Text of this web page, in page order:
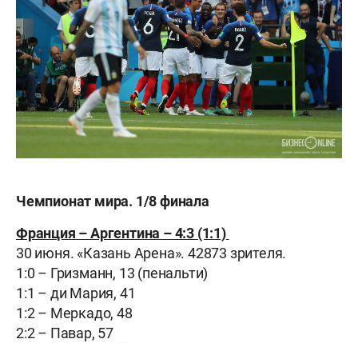
Чемпионат мира. 1/8 финала
Франция – Аргентина – 4:3 (1:1)
30 июня. «Казань Арена». 42873 зрителя.
1:0 – Гризманн, 13 (пенальти)
1:1 – ди Мария, 41
1:2 – Меркадо, 48
2:2 – Павар, 57